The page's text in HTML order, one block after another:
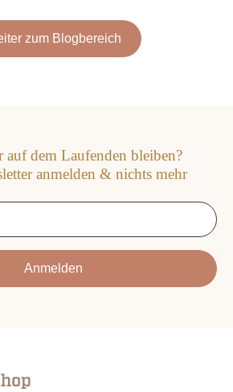
zum Blogbereich
dem Laufenden bleiben?
anmelden & nichts mehr
Anmelden